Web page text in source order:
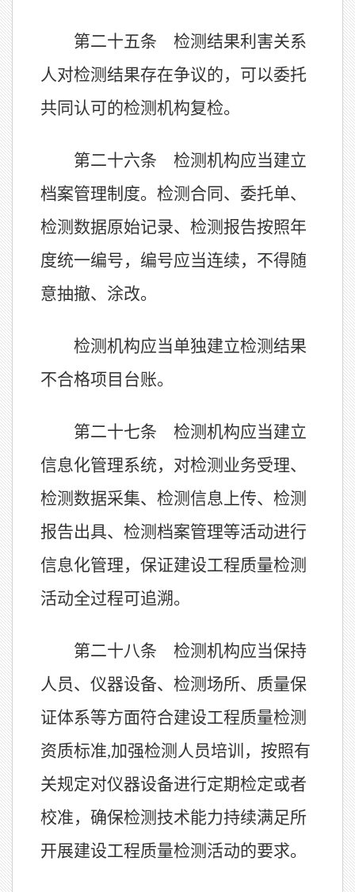
第二十五条 检测结果利害关系
人对检测结果存在争议的，可以委托
共同认可的检测机构复检。
第二十六条 检测机构应当建立
档案管理制度。检测合同、委托单、
检测数据原始记录、检测报告按照年
度统一编号，编号应当连续，不得随
意抽撤、涂改。
检测机构应当单独建立检测结果
不合格项目台账。
第二十七条 检测机构应当建立
信息化管理系统，对检测业务受理、
检测数据采集、检测信息上传、检测
报告出具、检测档案管理等活动进行
信息化管理，保证建设工程质量检测
活动全过程可追溯。
第二十八条 检测机构应当保持
人员、仪器设备、检测场所、质量保
证体系等方面符合建设工程质量检测
资质标准,加强检测人员培训，按照有
关规定对仪器设备进行定期检定或者
校准，确保检测技术能力持续满足所
开展建设工程质量检测活动的要求。